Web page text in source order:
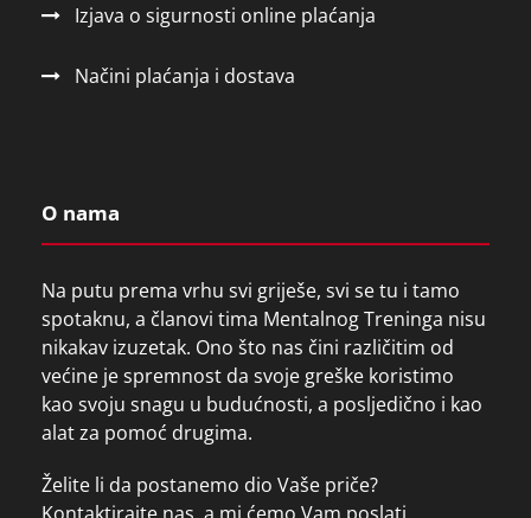
Izjava o sigurnosti online plaćanja
Načini plaćanja i dostava
O nama
Na putu prema vrhu svi griješe, svi se tu i tamo
spotaknu, a članovi tima Mentalnog Treninga nisu
nikakav izuzetak. Ono što nas čini različitim od
većine je spremnost da svoje greške koristimo
kao svoju snagu u budućnosti, a posljedično i kao
alat za pomoć drugima.
Želite li da postanemo dio Vaše priče?
Kontaktirajte nas, a mi ćemo Vam poslati